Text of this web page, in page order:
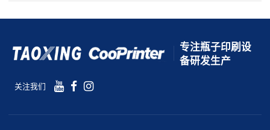
专注瓶子印刷设
备研发生产
关注我们